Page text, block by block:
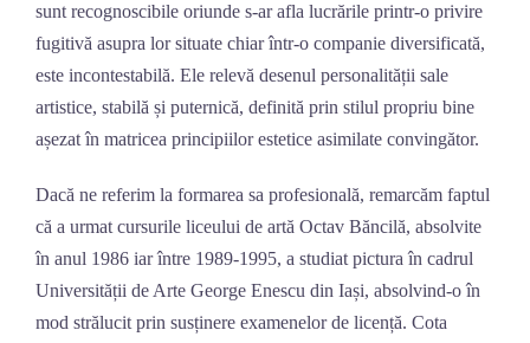
sunt recognoscibile oriunde s-ar afla lucrările printr-o privire
fugitivă asupra lor situate chiar într-o companie diversificată,
este incontestabilă. Ele relevă desenul personalității sale
artistice, stabilă și puternică, definită prin stilul propriu bine
așezat în matricea principiilor estetice asimilate convingător.
Dacă ne referim la formarea sa profesională, remarcăm faptul
că a urmat cursurile liceului de artă Octav Băncilă, absolvite
în anul 1986 iar între 1989-1995, a studiat pictura în cadrul
Universității de Arte George Enescu din Iași, absolvind-o în
mod strălucit prin susținere examenelor de licență. Cota